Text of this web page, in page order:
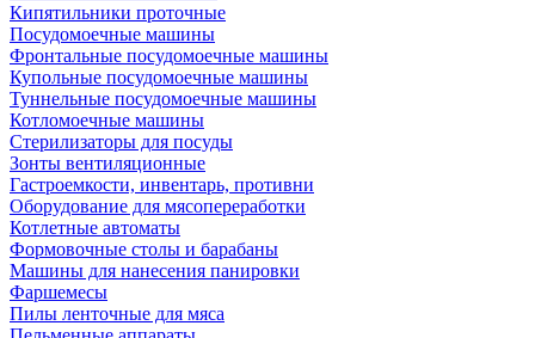
Кипятильники проточные
Посудомоечные машины
Фронтальные посудомоечные машины
Купольные посудомоечные машины
Туннельные посудомоечные машины
Котломоечные машины
Стерилизаторы для посуды
Зонты вентиляционные
Гастроемкости, инвентарь, противни
Оборудование для мясопереработки
Котлетные автоматы
Формовочные столы и барабаны
Машины для нанесения панировки
Фаршемесы
Пилы ленточные для мяса